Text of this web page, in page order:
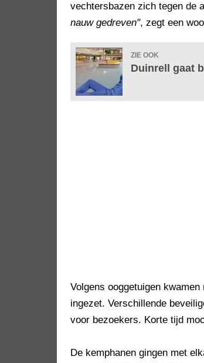
vechtersbazen zich tegen de
nauw gedreven", zegt een
ZIE OOK
Duinrell gaat
Volgens ooggetuigen
ingezet. Verschillende
voor bezoekers. Korte tijd
De kemphanen gingen met